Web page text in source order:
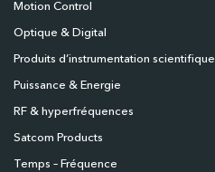
Motion Control
Optique & Digital
Produits d’instrumentation scientifique
Puissance & Energie
RF & hyperfréquences
Satcom Products
Temps – Fréquence